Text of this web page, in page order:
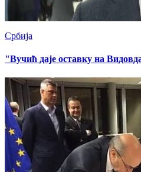
Србија
"Вучић даје оставку на